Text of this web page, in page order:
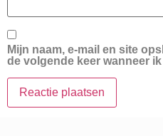
Mijn naam, e-mail en site
de volgende keer wanneer